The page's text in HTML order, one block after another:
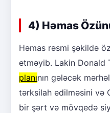
4) Həmas
Həmas rəsmi şəkildə
etməyib. Lakin Donald
planının gələcək
tərksilah edilməsini və
bir şərt və mövqedə